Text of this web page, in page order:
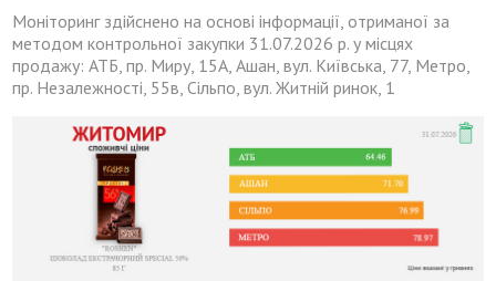
Моніторинг здійснено на основі інформації, отриманої за
методом контрольної закупки 31.07.2026 р. у місцях
продажу: АТБ, пр. Миру, 15А, Ашан, вул. Київська, 77, Метро,
пр. Незалежності, 55в, Сільпо, вул. Житній ринок, 1